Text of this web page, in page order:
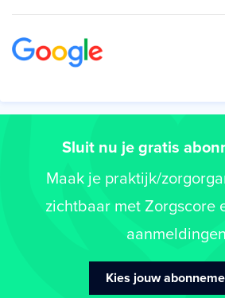
Sluit nu je gratis
Maak je praktijk/
zichtbaar met Zorgscore
Kies jouw